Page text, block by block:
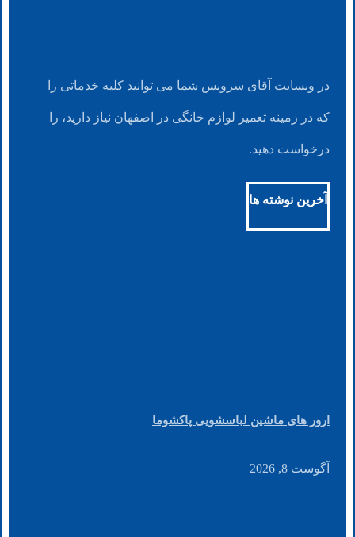
در وبسایت آقای سرویس شما می توانید کلیه خدماتی را
که در زمینه تعمیر لوازم خانگی در اصفهان نیاز دارید، را
درخواست دهید.
آخرین نوشته ها
ارور های ماشین لباسشویی پاکشوما
آگوست 8, 2026